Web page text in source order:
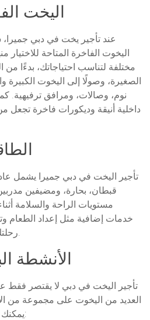
1. اليخت
عند تأجير يخت في دبي
اليخوت الفاخرة المتاحة للاختيار
مختلفة لتناسب احتياجاتك، بدءًا
الصغيرة، وصولًا إلى اليخوت
نوم، وصالات، ومرافق ترفيهية.
داخلية أنيقة وديكورات فاخرة تجعل
2.
تأجير اليخت في دبي جميرا يشمل
قبطان، بحارة، ومضيفين
مستويات الراحة والسلامة
خدمات إضافية مثل إعداد الطعام
رحلتك البحرية أكثر راحة وفخامة.
3. الأنشطة
تأجير اليخت في دبي لا يقتصر فقط
العديد من اليخوت على مجموعة من
يمكنك تجربتها. تشمل هذه الأنشطة: